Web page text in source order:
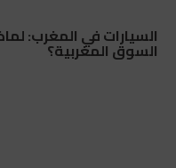
السيارات في المغرب:
السوق المغربية؟